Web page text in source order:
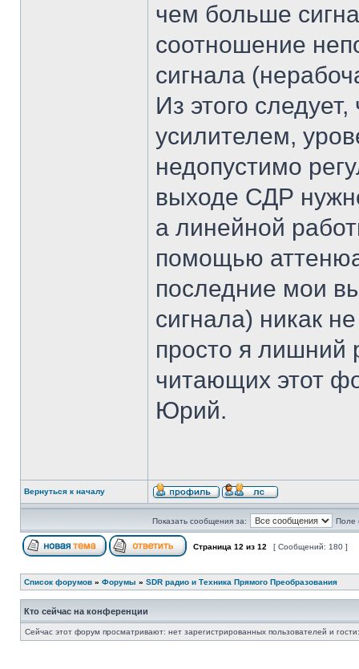
чем больше
соотношение
сигнала
Из этого
усилителем,
недопустимо
выходе СДР
а линейной
помощью
последние мои
сигнала) никак
просто я лишний
читающих этот
Юрий.
Вернуться к началу
Показать сообщения за: Поле
Страница 12 из 12 [ Сообщений: 180 ]
Список форумов » Форумы » SDR радио и Техника Прямого Преобразования
Кто сейчас на конференции
Сейчас этот форум просматривают: нет зарегистрированных пользователей и